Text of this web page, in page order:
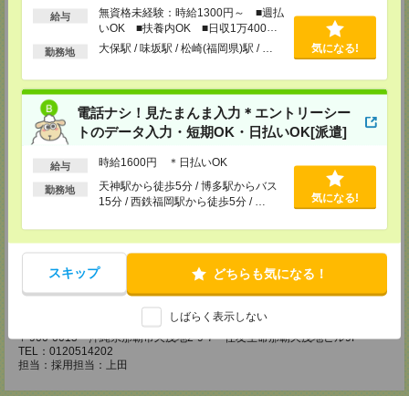
給与
無資格未経験：時給1300円～ ■週払
いOK ■扶養内OK ■日収1万400円
以上
勤務地 大保駅 / 味坂駅 / 松崎(福岡県)駅 / … 気になる!
電話ナシ！見たまんま入力＊エントリーシー
トのデータ入力・短期OK・日払いOK[派遣]
給与 時給1600円 ＊日払いOK
勤務地
天神駅から徒歩5分 / 博多駅からバス
15分 / 西鉄福岡駅から徒歩5分 / …
気になる!
スキップ どちらも気になる！
しばらく表示しない
福岡県北九州市小倉北区米町1-1-1小倉朝日ひびきビル6F
TEL：0120-514-202
担当：採用担当：前田
【MD福岡支店】
〒810-0001
福岡市中央区天神1-9-17福岡天神フコク生命ビル12F
TEL：0120-514-202
担当：採用担当：手嶋
【MD熊本支店】
〒860-0806
熊本県熊本市中央区花畑町1-1 大樹生命熊本ビル4F
TEL：0120514202
担当：採用担当：増田
【MD鹿児島支店】
〒890-0053
鹿児島県鹿児島市中央町12-2 明治安田生命鹿児島中央町ビル7F
TEL：0120514202
担当：採用担当：野﨑
〒900-0015 沖縄県那覇市久茂地2-9-7 住友生命那覇久茂地ビル9F
TEL：0120514202
担当：採用担当：上田